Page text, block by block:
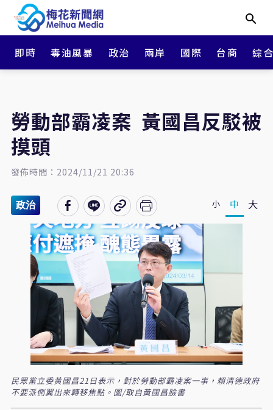
即時 毒油風暴 政治 兩岸 國際 台商 綜
勞動部霸凌案 黃國昌反駁被
摸頭
發佈時間：2024/11/21 20:36
政治 小 中 大
民眾黨立委黃國昌21日表示，對於勞動部霸凌案一事，賴清德政府
不要派側翼出來轉移焦點。圖/取自黃國昌臉書